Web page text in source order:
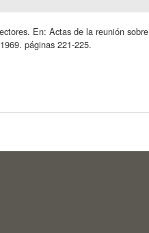
En: Actas de la reunión sobre
páginas 221-225.